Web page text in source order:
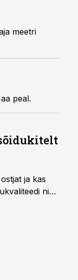
meetri
peal.
ja kas
ning